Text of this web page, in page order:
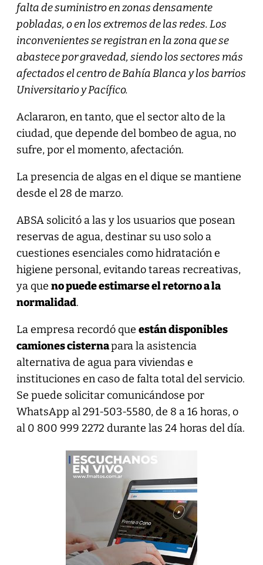
falta de suministro en zonas densamente
pobladas, o en los extremos de las redes. Los
inconvenientes se registran en la zona que se
abastece por gravedad, siendo los sectores más
afectados el centro de Bahía Blanca y los barrios
Universitario y Pacífico.
Aclararon, en tanto, que el sector alto de la
ciudad, que depende del bombeo de agua, no
sufre, por el momento, afectación.
La presencia de algas en el dique se mantiene
desde el 28 de marzo.
ABSA solicitó a las y los usuarios que posean
reservas de agua, destinar su uso solo a
cuestiones esenciales como hidratación e
higiene personal, evitando tareas recreativas,
ya que no puede estimarse el retorno a la
normalidad.
La empresa recordó que están disponibles
camiones cisternapara la asistencia
alternativa de agua para viviendas e
instituciones en caso de falta total del servicio.
Se puede solicitar comunicándose por
WhatsApp al 291-503-5580, de 8 a 16 horas, o
al 0 800 999 2272 durante las 24 horas del día.